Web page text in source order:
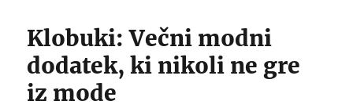
Klobuki: Večni modni
dodatek, ki nikoli ne gre
iz mode